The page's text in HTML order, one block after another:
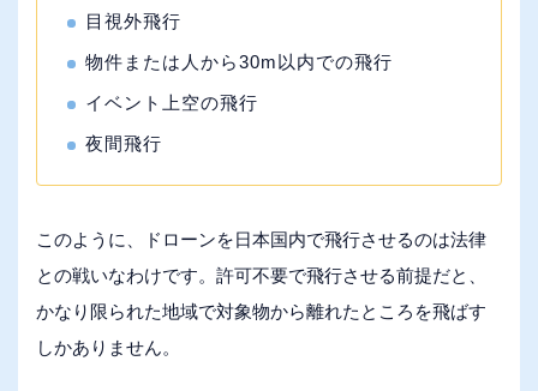
目視外飛行
物件または人から30m以内での飛行
イベント上空の飛行
夜間飛行
このように、ドローンを日本国内で飛行させるのは法律
との戦いなわけです。許可不要で飛行させる前提だと、
かなり限られた地域で対象物から離れたところを飛ばす
しかありません。